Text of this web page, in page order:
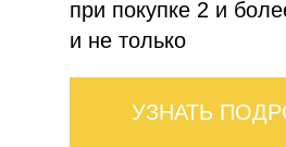
УЗНАТЬ
при покупке 2 и
и не только